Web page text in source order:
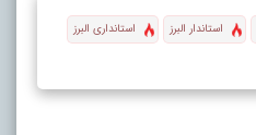
استاندار البرز
استانداری البرز